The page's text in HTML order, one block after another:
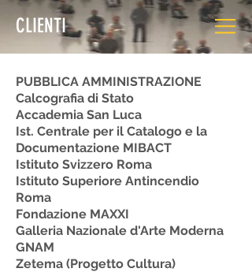
CLIENTI
PUBBLICA AMMINISTRAZIONE
Calcografia di Stato
Accademia San Luca
Ist. Centrale per il Catalogo e la
Documentazione MIBACT
Istituto Svizzero Roma
Istituto Superiore Antincendio
Roma
Fondazione MAXXI
Galleria Nazionale d'Arte Moderna
GNAM
Zetema (Progetto Cultura)